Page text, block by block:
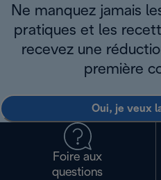
Ne manquez jamais
pratiques et les
recevez une
première
Oui, je veux
Foire aux
questions